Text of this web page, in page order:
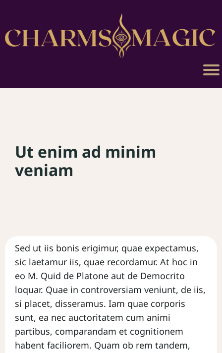
AC
CE
UIL
Ut enim ad minim
veniam
Sed ut iis bonis erigimur, quae expectamus,
sic laetamur iis, quae recordamur. At hoc in
eo M. Quid de Platone aut de Democrito
loquar. Quae in controversiam veniunt, de iis,
si placet, disseramus. Iam quae corporis
sunt, ea nec auctoritatem cum animi
partibus, comparandam et cognitionem
habent faciliorem. Quam ob rem tandem,